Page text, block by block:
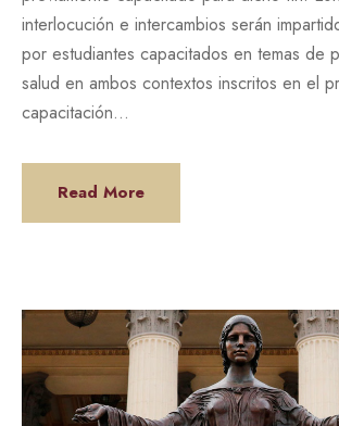
interlocución e intercambios serán
por estudiantes capacitados en temas de
salud en ambos contextos inscritos en el
capacitación...
Read More